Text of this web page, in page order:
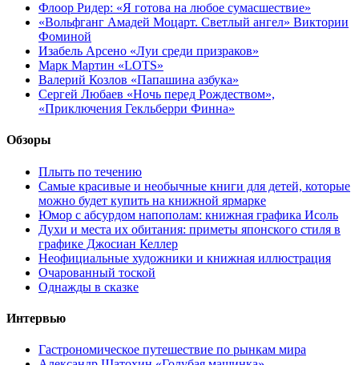
Флоор Ридер: «Я готова на любое сумасшествие»
«Вольфганг Амадей Моцарт. Светлый ангел» Виктории
Фоминой
Изабель Арсено «Луи среди призраков»
Марк Мартин «LOTS»
Валерий Козлов «Папашина азбука»
Сергей Любаев «Ночь перед Рождеством»,
«Приключения Гекльберри Финна»
Обзоры
Плыть по течению
Самые красивые и необычные книги для детей, которые
можно будет купить на книжной ярмарке
Юмор с абсурдом напополам: книжная графика Исоль
Духи и места их обитания: приметы японского стиля в
графике Джосиан Келлер
Неофициальные художники и книжная иллюстрация
Очарованный тоской
Однажды в сказке
Интервью
Гастрономическое путешествие по рынкам мира